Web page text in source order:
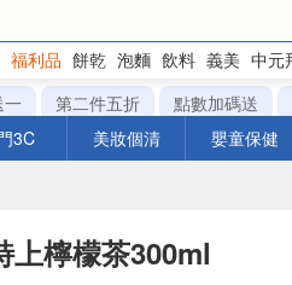
福利品 餅乾 泡麵 飲料 義美 中元
一 第二件五折 點數加碼送
3C 美妝個清 嬰童保健
上檸檬茶300ml